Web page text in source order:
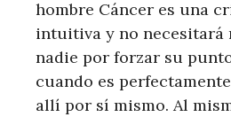
hombre Cáncer es una
intuitiva y no necesitará
nadie por forzar su
cuando es
allí por sí mismo. Al